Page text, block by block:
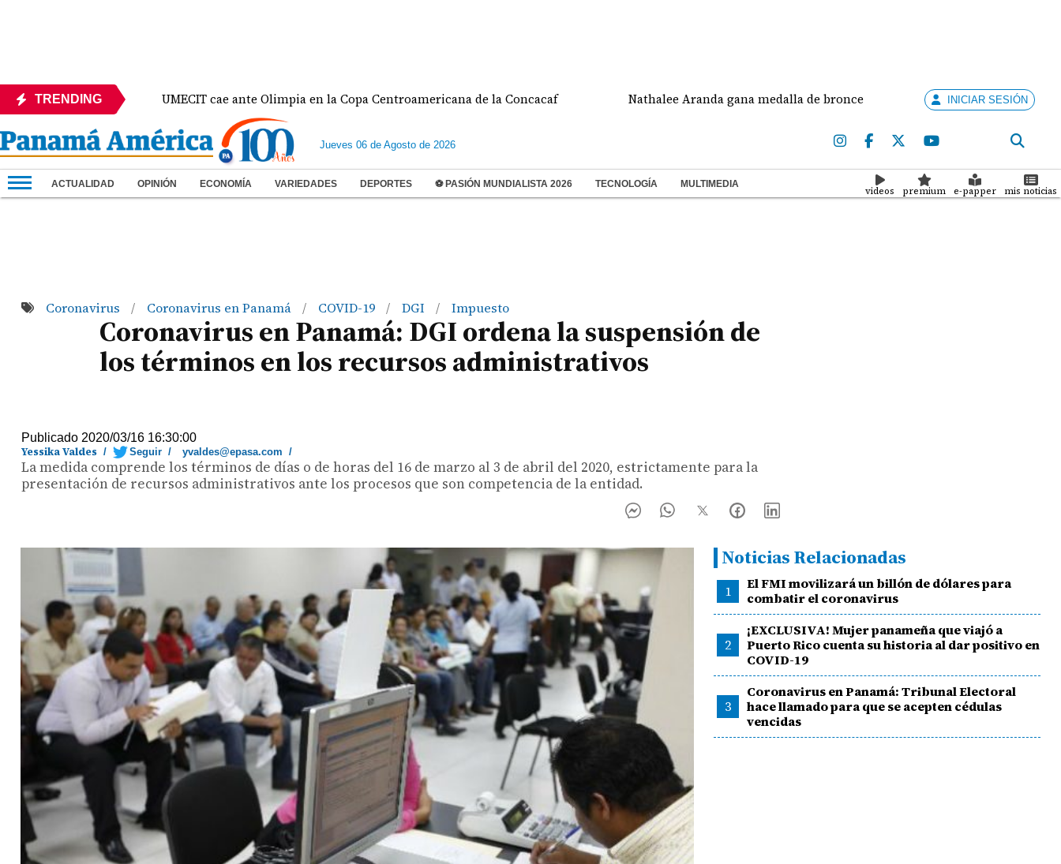
TRENDING
México UMECIT cae ante Olimpia en la Copa Centroamericana de la Concacaf Nathalee Aranda gana medalla de bronce en salto largo femeninoINICIAR SESIÓN
Jueves 06 de Agosto de 2026
ACTUALIDAD OPINIÓN ECONOMÍA VARIEDADES DEPORTES ⚽ PASIÓN MUNDIALISTA 2026 TECNOLOGÍA MULTIMEDIA
videos premium e-papper mis noticias
Coronavirus / Coronavirus en Panamá / COVID-19 / DGI / Impuesto
Coronavirus en Panamá: DGI ordena la suspensión de
los términos en los recursos administrativos
Publicado 2020/03/16 16:30:00
Yessika Valdes / Seguir / yvaldes@epasa.com /
La medida comprende los términos de días o de horas del 16 de marzo al 3 de abril del 2020, estrictamente para la
presentación de recursos administrativos ante los procesos que son competencia de la entidad.
Noticias Relacionadas
1
El FMI movilizará un billón de dólares para
combatir el coronavirus
2
¡EXCLUSIVA! Mujer panameña que viajó a
Puerto Rico cuenta su historia al dar positivo en
COVID-19
3
Coronavirus en Panamá: Tribunal Electoral
hace llamado para que se acepten cédulas
vencidas